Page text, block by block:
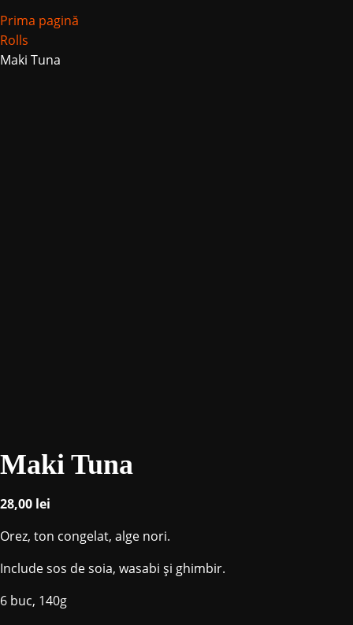
Prima pagină
Rolls
Maki Tuna
Maki Tuna
28,00 lei
Orez, ton congelat, alge nori.
Include sos de soia, wasabi și ghimbir.
6 buc, 140g